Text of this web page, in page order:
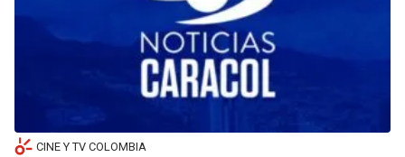
CINE Y TV COLOMBIA